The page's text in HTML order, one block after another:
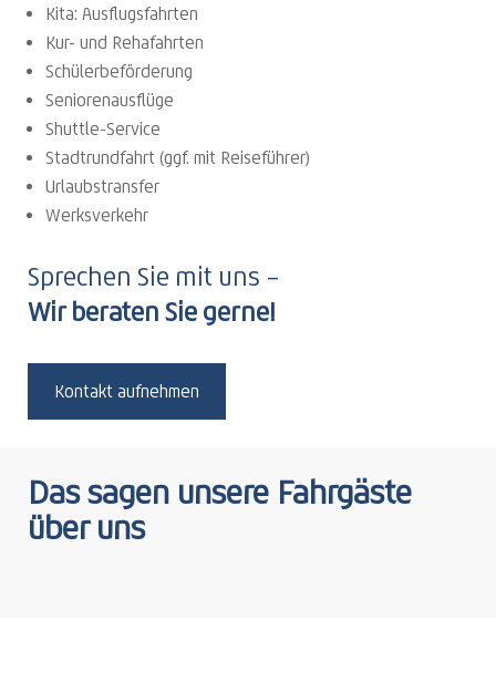
Kita: Ausflugsfahrten
Kur- und Rehafahrten
Schülerbeförderung
Seniorenausflüge
Shuttle-Service
Stadtrundfahrt (ggf. mit Reiseführer)
Urlaubstransfer
Werksverkehr
Sprechen Sie mit uns –
Wir beraten Sie gerne!
Kontakt aufnehmen
Das sagen unsere Fahrgäste
über uns